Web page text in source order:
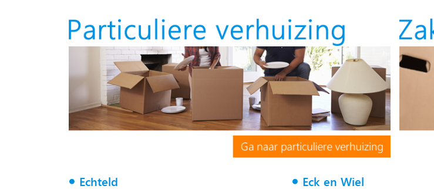
Echteld
Eck en Wiel